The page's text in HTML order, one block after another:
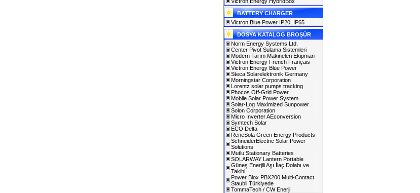
BATTERY CHARGER
Victron Blue Power IP20, IP65
DOSYA KATALOG BROŞÜR
Norm Energy Systems Ltd.
Center Pivot Sulama Sistemleri
Modern Tarım Makineleri Ekipman
Victron Energy French Français
Victron Energy Blue Power
Steca Solarelektronik Germany
Morningstar Corporation
Lorentz solar pumps tracking
Phocos Off-Grid Power
Mobile Solar Power System
Solar-Log Maximized Sunpower
Solon Corporation
Micro Inverter AEconversion
Symtech Solar
ECO Delta
ReneSola Green Energy Products
SchneiderElectric Solar Power
Solutions
Mutlu Stationary Batteries
SOLARWAY Lantern Portable
Güneş Enerjili Aşı İlaç Dolabı ve
Takibi
Power Blox PBX200 Multi-Contact
Staubli Türkiyede
TommaTech / CW Enerji